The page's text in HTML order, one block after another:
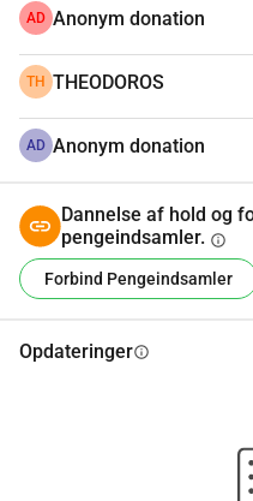
AD Anonym donation
TH THEODOROS
AD Anonym donation
Dannelse af hold og
pengeindsamler. info
Forbind Pengeindsamler
Opdateringerinfo